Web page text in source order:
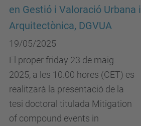
en Gestió i Valoració Urbana i
Arquitectònica, DGVUA
19/05/2025
El proper friday 23 de maig
2025, a les 10.00 hores (CET) es
realitzarà la presentació de la
tesi doctoral titulada Mitigation
of compound events in